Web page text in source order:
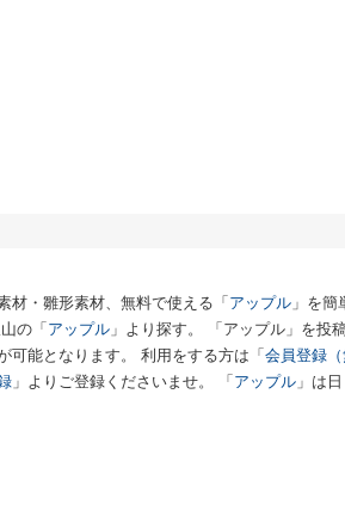
材・雛形素材、無料で使える「 アップル 」を簡
の「 アップル 」より探す。 「アップル」を投
可能となります。 利用をする方は「 会員登録（
」よりご登録くださいませ。 「 アップル 」は